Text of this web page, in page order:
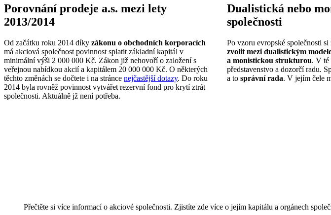
Porovnání prodeje a.s. mezi lety
2013/2014
Od začátku roku 2014 díky zákonu o obchodních korporacích
má akciová společnost povinnost splatit základní kapitál v
minimální výši 2 000 000 Kč. Zákon již nehovoří o založení s
veřejnou nabídkou akcií a kapitálem 20 000 000 Kč. O některých
těchto změnách se dočtete i na stránce nejčastější dotazy. Do roku
2014 byla rovněž povinnost vytvářet rezervní fond pro krytí ztrát
společnosti. Aktuálně jž není potřeba.
Dualistická nebo
společnosti
Po vzoru evropské společnosti
zvolit mezi dualistickým
a monistickou strukturou. V té
představenstvo a dozorčí radu.
a to správní rada. V jejím čele
Přečtěte si více informací o akciové společnosti. Zjistíte zde více o jejím kapitálu a orgánech